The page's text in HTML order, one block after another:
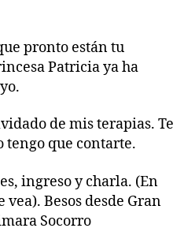
pronto están tu
Patricia ya ha
de mis terapias. Te
tengo que contarte.
ingreso y charla. (En
vea). Besos desde Gran
Socorro